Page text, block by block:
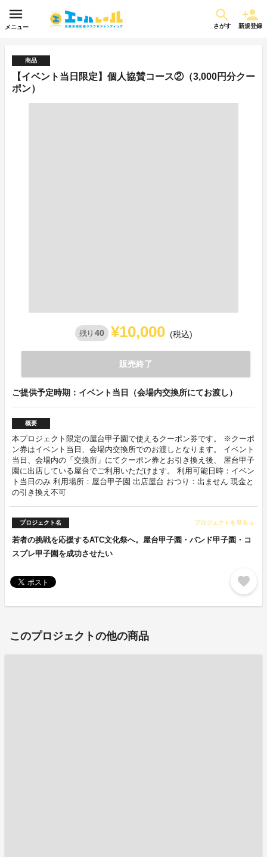
メニュー さがす 新規登録
商品
【イベント当日限定】個人協賛コース②（3,000円分クー
ポン）
残り 40 ¥10,000 (税込)
販売終了
ご提供予定時期：イベント当日（会場内交換所にてお渡し）
概要
本プロジェクト限定の屋台甲子園で使えるクーポン券です。 ※クーポ
ン券はイベント当日、会場内交換所でのお渡しとなります。 イベント
当日、会場内の「交換所」にてクーポン券とお引き換え後、 屋台甲子
園に出店している屋台でご利用いただけます。 利用可能日時：イベン
ト当日のみ 利用場所：屋台甲子園 出店屋台 おつり：出ません 現金と
の引き換え不可
プロジェクト名 プロジェクトを見る arrow_forward
若者の挑戦を応援するATC文化祭へ。屋台甲子園・バンド甲子園・コ
スプレ甲子園を成功させたい
favorite
このプロジェクトの他の商品